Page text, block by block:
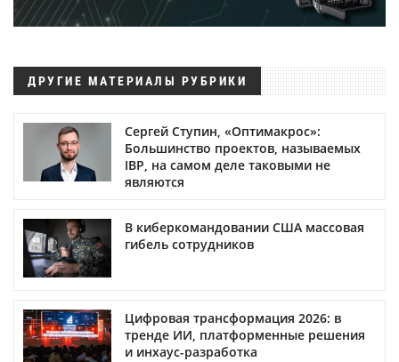
ДРУГИЕ МАТЕРИАЛЫ РУБРИКИ
Сергей Ступин, «Оптимакрос»:
Большинство проектов, называемых
IBP, на самом деле таковыми не
являются
В киберкомандовании США массовая
гибель сотрудников
Цифровая трансформация 2026: в
тренде ИИ, платформенные решения
и инхаус-разработка